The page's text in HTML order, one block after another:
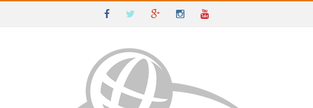
IGUAÍ E SUDOESTE DA BAHIA